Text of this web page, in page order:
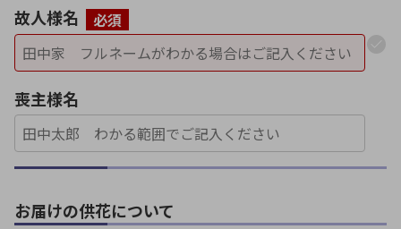
故人様名 必須
喪主様名
お届けの供花について